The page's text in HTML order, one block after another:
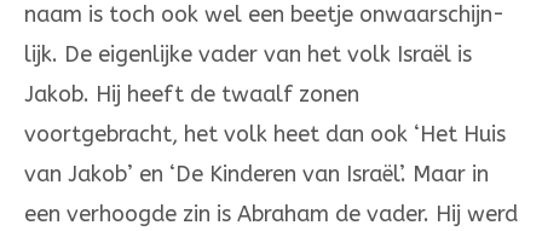
naam is toch ook wel een beet­je onwaarschijn­
lijk. De eigenlijke vader van het volk Israël is
Jakob. Hij heeft de twaalf zonen
voortgebracht, het volk heet dan ook ‘Het Huis
van Jakob’ en ‘De Kinderen van Israël’. Maar in
een verhoogde zin is Abra­ham de vader. Hij werd